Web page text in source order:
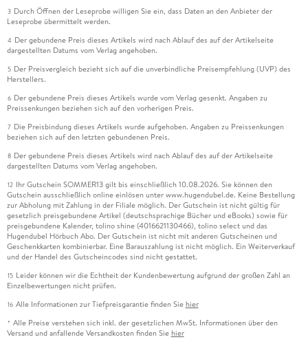
3 Durch Öffnen der Leseprobe willigen Sie ein, dass Daten an den Anbieter der
Leseprobe übermittelt werden.
4 Der gebundene Preis dieses Artikels wird nach Ablauf des auf der Artikelseite
dargestellten Datums vom Verlag angehoben.
5 Der Preisvergleich bezieht sich auf die unverbindliche Preisempfehlung (UVP) des
Herstellers.
6 Der gebundene Preis dieses Artikels wurde vom Verlag gesenkt. Angaben zu
Preissenkungen beziehen sich auf den vorherigen Preis.
7 Die Preisbindung dieses Artikels wurde aufgehoben. Angaben zu Preissenkungen
beziehen sich auf den letzten gebundenen Preis.
8 Der gebundene Preis dieses Artikels wird nach Ablauf des auf der Artikelseite
dargestellten Datums vom Verlag angehoben.
12 Ihr Gutschein SOMMER13 gilt bis einschließlich 10.08.2026. Sie können den
Gutschein ausschließlich online einlösen unter www.hugendubel.de. Keine Bestellung
zur Abholung mit Zahlung in der Filiale möglich. Der Gutschein ist nicht gültig für
gesetzlich preisgebundene Artikel (deutschsprachige Bücher und eBooks) sowie für
preisgebundene Kalender, tolino shine (4016621130466), tolino select und das
Hugendubel Hörbuch Abo. Der Gutschein ist nicht mit anderen Gutscheinen und
Geschenkkarten kombinierbar. Eine Barauszahlung ist nicht möglich. Ein Weiterverkauf
und der Handel des Gutscheincodes sind nicht gestattet.
15 Leider können wir die Echtheit der Kundenbewertung aufgrund der großen Zahl an
Einzelbewertungen nicht prüfen.
16 Alle Informationen zur Tiefpreisgarantie finden Sie hier
* Alle Preise verstehen sich inkl. der gesetzlichen MwSt. Informationen über den
Versand und anfallende Versandkosten finden Sie hier